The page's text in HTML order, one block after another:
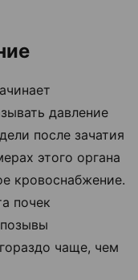
давление
после зачатия
этого органа
кровоснабжение.
почек
чаще, чем